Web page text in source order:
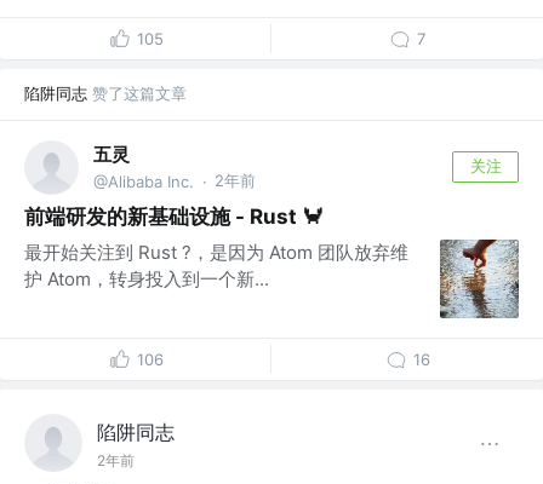
105 7
陷阱同志 赞了这篇文章
五灵
@Alibaba Inc. · 2年前
关注
️前端研发的新基础设施 - Rust ️️🦀
最开始关注到 Rust ?️，是因为 Atom 团队放弃维
护 Atom，转身投入到一个新...
106 16
陷阱同志
2年前